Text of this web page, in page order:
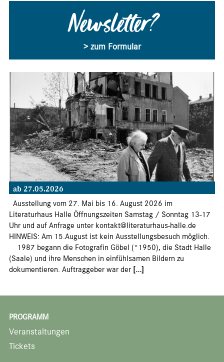
Newsletter?
> zum Formular
ab 27.05.2026
Ausstellung vom 27. Mai bis 16. August 2026 im
Literaturhaus Halle Öffnungszeiten Samstag / Sonntag 13-17
Uhr und auf Anfrage unter kontakt@literaturhaus-halle.de
HINWEIS: Am 15.August ist kein Ausstellungsbesuch möglich.
1987 begann die Fotografin Göbel (*1950), die Stadt Halle
(Saale) und ihre Menschen in einfühlsamen Bildern zu
dokumentieren. Auftraggeber war der [...]
PROGRAMM
Veranstaltungen
Tickets